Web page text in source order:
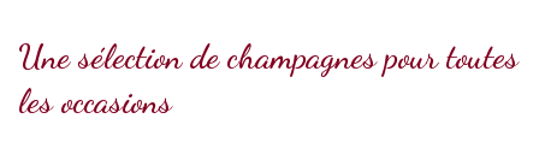
Une sélection de champagnes pour toutes
les occasions